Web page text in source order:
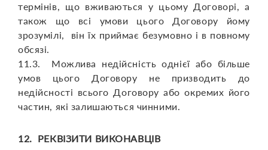
термінів, що вживаються у цьому Договорі, а
також що всі умови цього Договору йому
зрозумілі, він їх приймає безумовно і в повному
обсязі.
11.3. Можлива недійсність однієї або більше
умов цього Договору не призводить до
недійсності всього Договору або окремих його
частин, які залишаються чинними.
12. РЕКВІЗИТИ ВИКОНАВЦІВ